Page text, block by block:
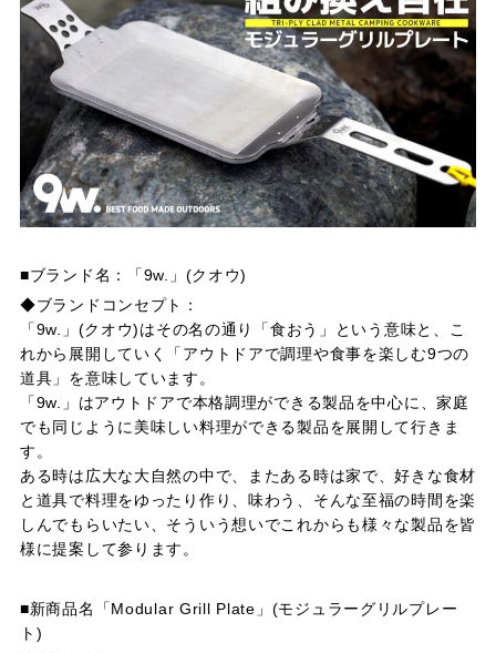
■ブランド名：「9w.」(クオウ)
◆ブランドコンセプト：
「9w.」(クオウ)はその名の通り「食おう」という意味と、こ
れから展開していく「アウトドアで調理や食事を楽しむ9つの
道具」を意味しています。
「9w.」はアウトドアで本格調理ができる製品を中心に、家庭
でも同じように美味しい料理ができる製品を展開して行きま
す。
ある時は広大な大自然の中で、またある時は家で、好きな食材
と道具で料理をゆったり作り、味わう、そんな至福の時間を楽
しんでもらいたい、そういう想いでこれからも様々な製品を皆
様に提案して参ります。
■新商品名「Modular Grill Plate」(モジュラーグリルプレー
ト)